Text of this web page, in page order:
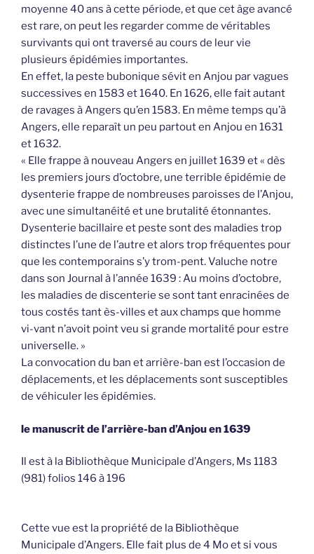
moyenne 40 ans à cette période, et que cet âge avancé
est rare, on peut les regarder comme de véritables
survivants qui ont traversé au cours de leur vie
plusieurs épidémies importantes.
En effet, la peste bubonique sévit en Anjou par vagues
successives en 1583 et 1640. En 1626, elle fait autant
de ravages à Angers qu’en 1583. En même temps qu’à
Angers, elle reparaît un peu partout en Anjou en 1631
et 1632.
« Elle frappe à nouveau Angers en juillet 1639 et « dès
les premiers jours d’octobre, une terrible épidémie de
dysenterie frappe de nombreuses paroisses de l’Anjou,
avec une simultanéité et une brutalité étonnantes.
Dysenterie bacillaire et peste sont des maladies trop
distinctes l’une de l’autre et alors trop fréquentes pour
que les contemporains s’y trom-pent. Valuche notre
dans son Journal à l’année 1639 : Au moins d’octobre,
les maladies de discenterie se sont tant enracinées de
tous costés tant ès-villes et aux champs que homme
vi-vant n’avoit point veu si grande mortalité pour estre
universelle. »
La convocation du ban et arrière-ban est l’occasion de
déplacements, et les déplacements sont susceptibles
de véhiculer les épidémies.
le manuscrit de l’arrière-ban d’Anjou en 1639
Il est à la Bibliothèque Municipale d’Angers, Ms 1183
(981) folios 146 à 196
Cette vue est la propriété de la Bibliothèque
Municipale d’Angers. Elle fait plus de 4 Mo et si vous